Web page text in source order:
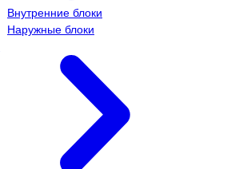
Внутренние блоки
Наружные блоки